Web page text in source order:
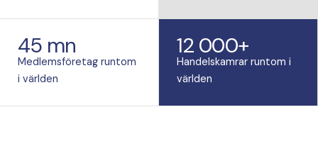
45 mn
Medlemsföretag runtom
i världen
12 000+
Handelskamrar runtom i
världen